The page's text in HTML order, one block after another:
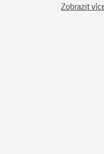
Novinář,
„V
i
dnešek.
Zobrazit